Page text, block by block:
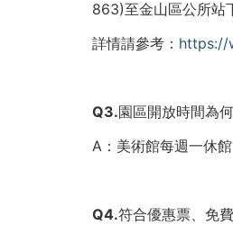
863)至金山區公所站
詳情請參考： https://
Q3.園區開放時間為
A：美術館每週一休
Q4.符合優惠票、免